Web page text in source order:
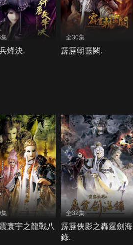
烽決.
全30集
霹靂朝靈闕.
寰宇之龍戰八
全32集
霹靂俠影之轟霆劍海
錄.